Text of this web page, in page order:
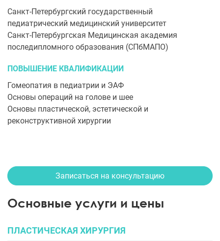
Санкт-Петербургский государственный
педиатрический медицинский университет
Санкт-Петербургская Медицинская академия
последипломного образования (СПбМАПО)
ПОВЫШЕНИЕ КВАЛИФИКАЦИИ
Гомеопатия в педиатрии и ЭАФ
Основы операций на голове и шее
Основы пластической, эстетической и
реконструктивной хирургии
Записаться на консультацию
Основные услуги и цены
ПЛАСТИЧЕСКАЯ ХИРУРГИЯ